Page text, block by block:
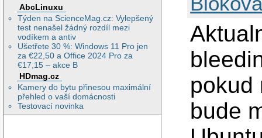
AbcLinuxu
Týden na ScienceMag.cz: Vylepšený
test nenašel žádný rozdíl mezi
vodíkem a antiv
Ušetřete 30 %: Windows 11 Pro jen
za €22,50 a Office 2024 Pro za
€17,15 – akce B
HDmag.cz
Kamery do bytu přinesou maximální
přehled o vaší domácnosti
Testovací novinka
pokud
bude